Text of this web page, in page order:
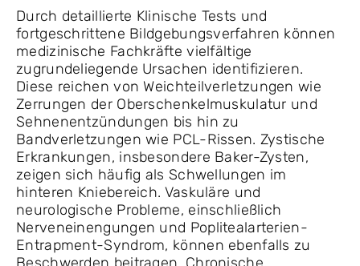
Durch detaillierte Klinische Tests und
fortgeschrittene Bildgebungsverfahren können
medizinische Fachkräfte vielfältige
zugrundeliegende Ursachen identifizieren.
Diese reichen von Weichteilverletzungen wie
Zerrungen der Oberschenkelmuskulatur und
Sehnenentzündungen bis hin zu
Bandverletzungen wie PCL-Rissen. Zystische
Erkrankungen, insbesondere Baker-Zysten,
zeigen sich häufig als Schwellungen im
hinteren Kniebereich. Vaskuläre und
neurologische Probleme, einschließlich
Nerveneinengungen und Poplitealarterien-
Entrapment-Syndrom, können ebenfalls zu